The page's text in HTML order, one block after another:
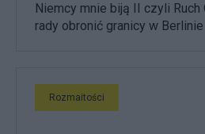
Niemcy mnie biją II czyli Ruch
rady obronić granicy w Berlinie
Rozmaitości